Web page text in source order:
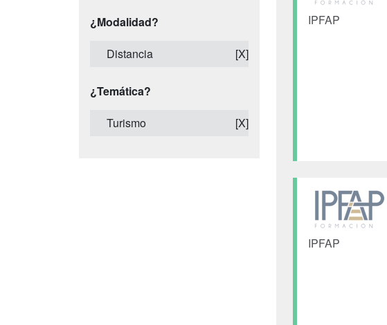
¿Modalidad?
Distancia
[X]
¿Temática?
Turismo
[X]
IPFAP
IPFAP